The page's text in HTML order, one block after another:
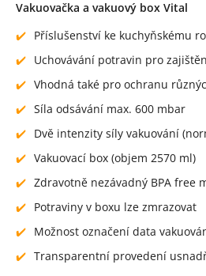
Vakuovačka a vakuový box Vital
Příslušenství ke kuchyňskému
Uchovávání potravin pro
Vhodná také pro ochranu
Síla odsávání max. 600 mbar
Dvě intenzity síly vakuování
Vakuovací box (objem 2570 ml)
Zdravotně nezávadný BPA
Potraviny v boxu lze zmrazovat
Možnost označení data
Transparentní provedení